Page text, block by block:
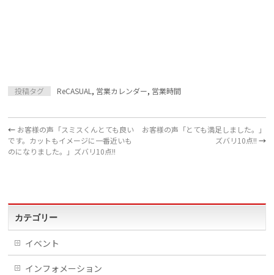
投稿タグ ReCASUAL , 営業カレンダー, 営業時間
← お客様の声「スミスくんとても良い
です。カットもイメージに一番近いも
のになりました。」ズバリ10点!!
お客様の声「とても満足しました。」
ズバリ10点!! →
カテゴリー
イベント
インフォメーション